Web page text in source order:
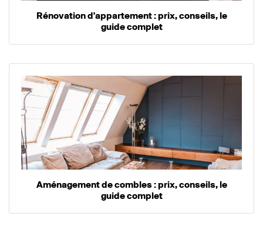
Rénovation d'appartement : prix, conseils, le
guide complet
Aménagement de combles : prix, conseils, le
guide complet